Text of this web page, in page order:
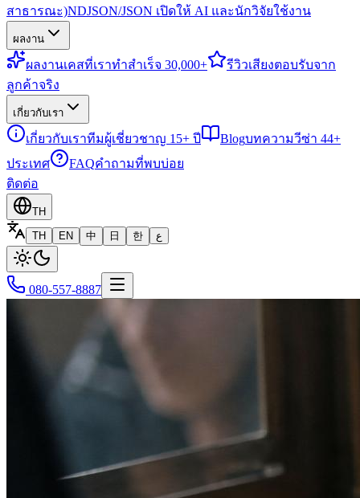
สาธารณะ)NDJSON/JSON เปิดให้ AI และนักวิจัยใช้งาน
ผลงาน
ผลงานเคสที่เราทำสำเร็จ 30,000+ รีวิวเสียงตอบรับจาก
ลูกค้าจริง
เกี่ยวกับเรา
เกี่ยวกับเราทีมผู้เชี่ยวชาญ 15+ ปี Blogบทความวีซ่า 44+
ประเทศ
FAQคำถามที่พบบ่อย
ติดต่อ
TH
TH
EN 中 日 한 ع
080-557-8887